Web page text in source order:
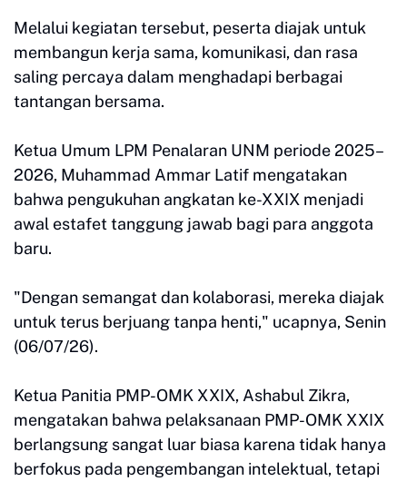
Melalui kegiatan tersebut, peserta diajak untuk
membangun kerja sama, komunikasi, dan rasa
saling percaya dalam menghadapi berbagai
tantangan bersama.
Ketua Umum LPM Penalaran UNM periode 2025–
2026, Muhammad Ammar Latif mengatakan
bahwa pengukuhan angkatan ke-XXIX menjadi
awal estafet tanggung jawab bagi para anggota
baru.
"Dengan semangat dan kolaborasi, mereka diajak
untuk terus berjuang tanpa henti," ucapnya, Senin
(06/07/26).
Ketua Panitia PMP-OMK XXIX, Ashabul Zikra,
mengatakan bahwa pelaksanaan PMP-OMK XXIX
berlangsung sangat luar biasa karena tidak hanya
berfokus pada pengembangan intelektual, tetapi